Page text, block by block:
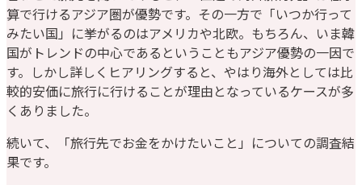
算で行けるアジア圏が優勢です。その一方で「いつか行って
みたい国」に挙がるのはアメリカや北欧。もちろん、いま韓
国がトレンドの中心であるということもアジア優勢の一因で
す。しかし詳しくヒアリングすると、やはり海外としては比
較的安価に旅行に行けることが理由となっているケースが多
くありました。
続いて、「旅行先でお金をかけたいこと」についての調査結
果です。